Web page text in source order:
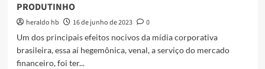
PRODUTINHO
heraldo hb 16 de junho de 2023
0
Um dos principais efeitos nocivos da mídia corporativa
brasileira, essa aí hegemônica, venal, a serviço do mercado
financeiro, foi ter...